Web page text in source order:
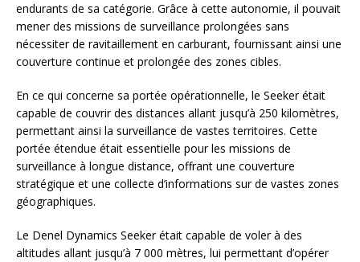
endurants de sa catégorie. Grâce à cette autonomie, il pouvait
mener des missions de surveillance prolongées sans
nécessiter de ravitaillement en carburant, fournissant ainsi une
couverture continue et prolongée des zones cibles.
En ce qui concerne sa portée opérationnelle, le Seeker était
capable de couvrir des distances allant jusqu’à 250 kilomètres,
permettant ainsi la surveillance de vastes territoires. Cette
portée étendue était essentielle pour les missions de
surveillance à longue distance, offrant une couverture
stratégique et une collecte d’informations sur de vastes zones
géographiques.
Le Denel Dynamics Seeker était capable de voler à des
altitudes allant jusqu’à 7 000 mètres, lui permettant d’opérer